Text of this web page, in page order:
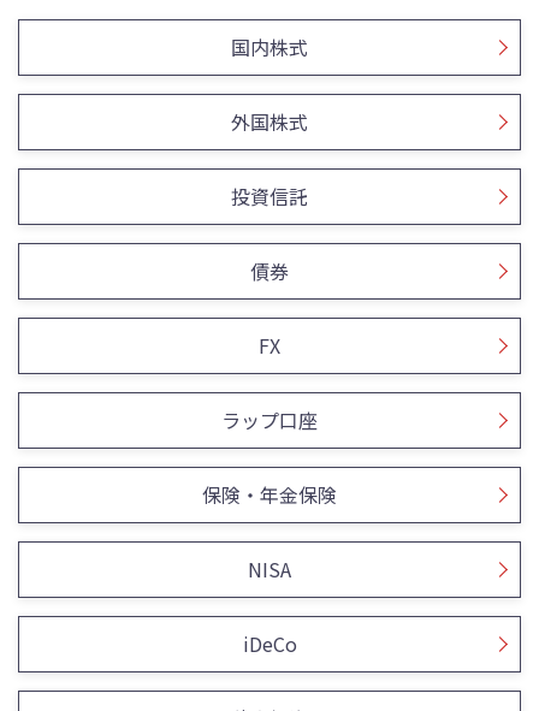
国内株式
外国株式
投資信託
債券
FX
ラップ口座
保険・年金保険
NISA
iDeCo